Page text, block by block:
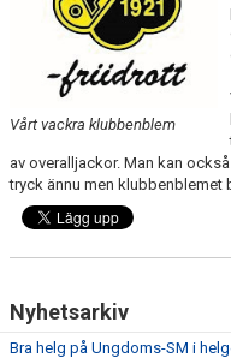
Vårt vackra klubbenblem
av overalljackor. Man kan
tryck ännu men klubbenblemet
Nyhetsarkiv
Bra helg på Ungdoms-SM i